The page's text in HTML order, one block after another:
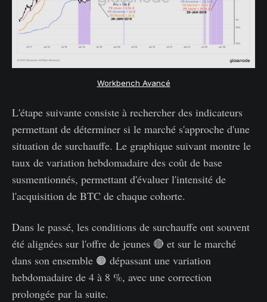
Workbench Avancé
L'étape suivante consiste à rechercher des indicateurs
permettant de déterminer si le marché s'approche d'une
situation de surchauffe. Le graphique suivant montre le
taux de variation hebdomadaire des coût de base
susmentionnés, permettant d'évaluer l'intensité de
l'acquisition de BTC de chaque cohorte.
Dans le passé, les conditions de surchauffe ont souvent
été alignées sur l'offre de jeunes 🔴 et sur le marché
dans son ensemble 🟠 dépassant une variation
hebdomadaire de 4 à 8 %, avec une correction
prolongée par la suite.